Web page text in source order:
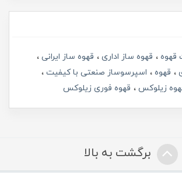
قهوه قهوه ساز اداری
قهوه ساز ایرانی
قهوه
اسپرسوساز صنعتی با کیفیت
زیلوکس قهوه فوری زیلوکس
برگشت به بالا